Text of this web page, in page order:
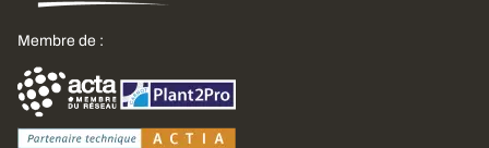
Membre de :